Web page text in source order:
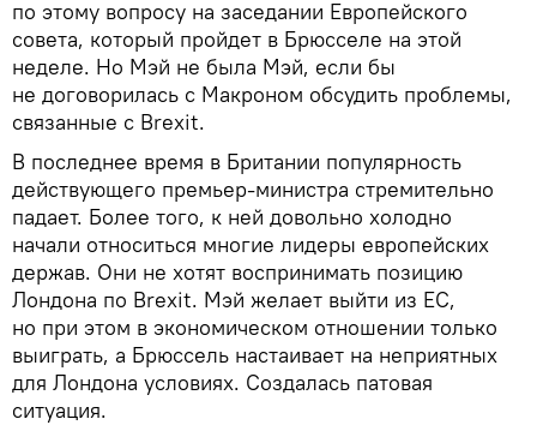
по этому вопросу на заседании Европейского
совета, который пройдет в Брюсселе на этой
неделе. Но Мэй не была Мэй, если бы
не договорилась с Макроном обсудить проблемы,
связанные с Brexit.
В последнее время в Британии популярность
действующего премьер-министра стремительно
падает. Более того, к ней довольно холодно
начали относиться многие лидеры европейских
держав. Они не хотят воспринимать позицию
Лондона по Brexit. Мэй желает выйти из ЕС,
но при этом в экономическом отношении только
выиграть, а Брюссель настаивает на неприятных
для Лондона условиях. Создалась патовая
ситуация.